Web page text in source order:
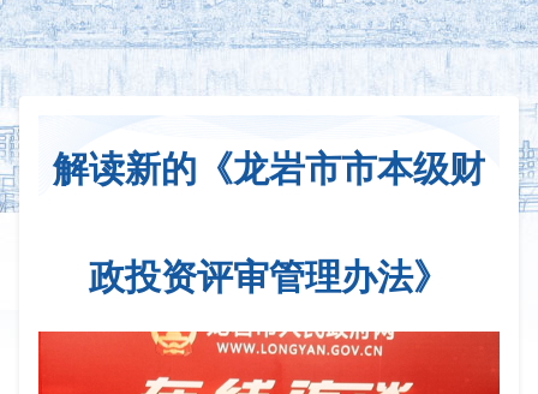
解读新的《龙岩市市本级财
政投资评审管理办法》